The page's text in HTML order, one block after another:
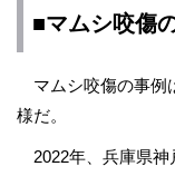
■マムシ咬傷
マムシ咬傷の事例
様だ。
2022年、兵庫県神